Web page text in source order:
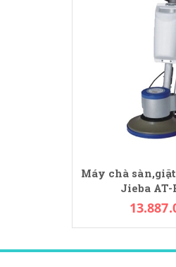
Máy chà
Jieba AT-